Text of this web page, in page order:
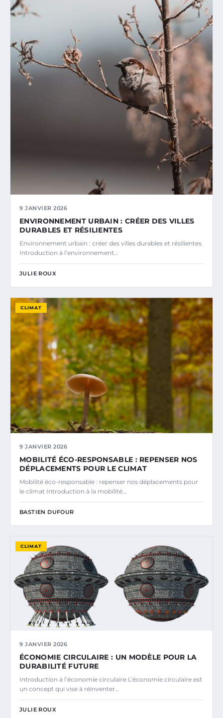
9 JANVIER 2026
ENVIRONNEMENT URBAIN : CRÉER DES VILLES
DURABLES ET RÉSILIENTES
Environnement urbain : créer des villes durables et résilientes
Introduction à l’environnement…
JULIE ROUX
CLIMAT
9 JANVIER 2026
MOBILITÉ ÉCO-RESPONSABLE : REPENSER NOS
DÉPLACEMENTS POUR LE CLIMAT
Mobilité éco-responsable : repenser nos déplacements pour
le climat Introduction à la mobilité…
BASTIEN DUFOUR
CLIMAT
9 JANVIER 2026
ÉCONOMIE CIRCULAIRE : UN MODÈLE POUR LA
DURABILITÉ FUTURE
Introduction à l’économie circulaire L’économie circulaire est
un concept qui vise à réinventer…
JULIE ROUX